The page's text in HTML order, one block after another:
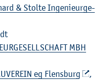
& Stol­te In­ge­nieur­ge­
MBH
eg Flens­burg
,